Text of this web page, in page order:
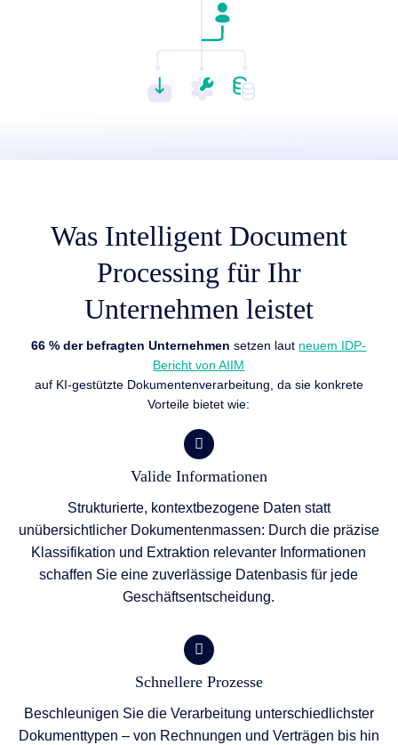
Was Intelligent Document
Processing für Ihr
Unternehmen leistet
66 % der befragten Unternehmensetzen laut neuem IDP-
Bericht von AIIM
auf KI-gestützte Dokumentenverarbeitung, da sie konkrete
Vorteile bietet wie:
Valide Informationen
Strukturierte, kontextbezogene Daten statt
unübersichtlicher Dokumentenmassen: Durch die präzise
Klassifikation und Extraktion relevanter Informationen
schaffen Sie eine zuverlässige Datenbasis für jede
Geschäftsentscheidung.
Schnellere Prozesse
Beschleunigen Sie die Verarbeitung unterschiedlichster
Dokumenttypen – von Rechnungen und Verträgen bis hin